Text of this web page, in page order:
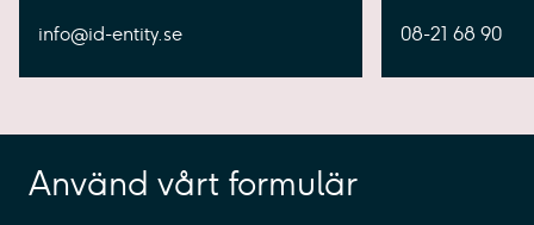
info@id-entity.se 08-21 68 90
Använd vårt formulär